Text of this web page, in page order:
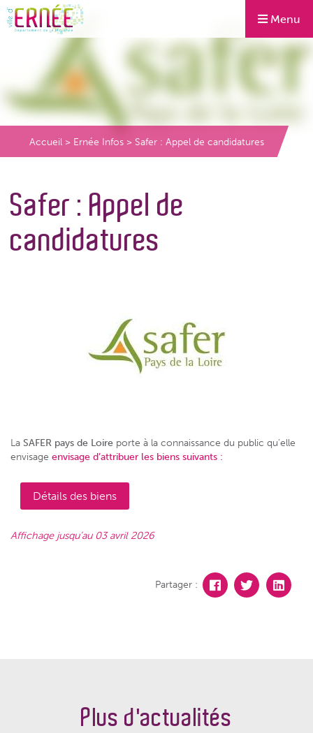
Menu
Accueil > Ernée Infos > Safer : Appel de candidatures
Safer : Appel de
candidatures
La SAFER pays de Loire porte à la connaissance du public qu’elle
envisage envisage d’attribuer les biens suivants :
Détails des biens
Affichage jusqu’au 03 avril 2026
Partager :
Plus d'actualités